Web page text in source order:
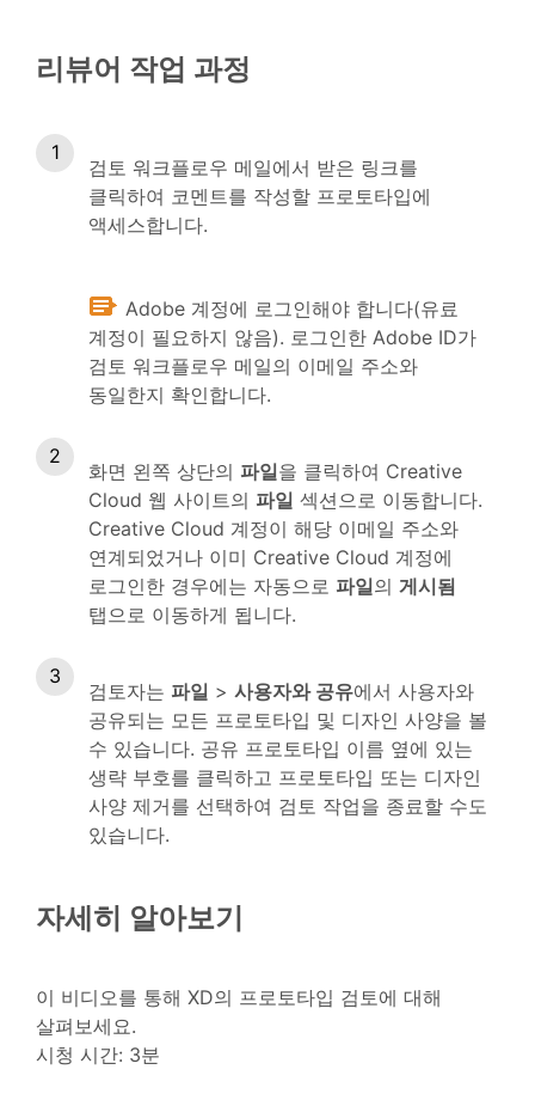
리뷰어 작업 과정
검토 워크플로우 메일에서 받은 링크를
클릭하여 코멘트를 작성할 프로토타입에
액세스합니다.
Adobe 계정에 로그인해야 합니다(유료
계정이 필요하지 않음). 로그인한 Adobe ID가
검토 워크플로우 메일의 이메일 주소와
동일한지 확인합니다.
화면 왼쪽 상단의 파일을 클릭하여 Creative
Cloud 웹 사이트의 파일 섹션으로 이동합니다.
Creative Cloud 계정이 해당 이메일 주소와
연계되었거나 이미 Creative Cloud 계정에
로그인한 경우에는 자동으로 파일의 게시됨
탭으로 이동하게 됩니다.
검토자는 파일 > 사용자와 공유에서 사용자와
공유되는 모든 프로토타입 및 디자인 사양을 볼
수 있습니다. 공유 프로토타입 이름 옆에 있는
생략 부호를 클릭하고 프로토타입 또는 디자인
사양 제거를 선택하여 검토 작업을 종료할 수도
있습니다.
자세히 알아보기
이 비디오를 통해 XD의 프로토타입 검토에 대해
살펴보세요.
시청 시간: 3분